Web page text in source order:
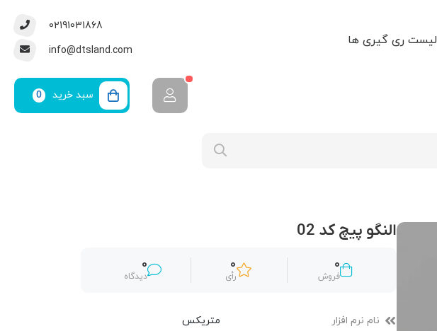
لیست ری گیری ها
02191031868
info@dtsland.com
سبد خرید 0
النگو پیچ کد 02
0
فروش
0
رأی
0
دیدگاه
نام نرم افزار متریکس